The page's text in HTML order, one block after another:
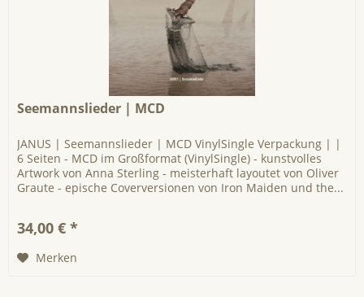
Seemannslieder | MCD
JANUS | Seemannslieder | MCD VinylSingle Verpackung | |
6 Seiten - MCD im Großformat (VinylSingle) - kunstvolles
Artwork von Anna Sterling - meisterhaft layoutet von Oliver
Graute - epische Coverversionen von Iron Maiden und the...
34,00 € *
Merken